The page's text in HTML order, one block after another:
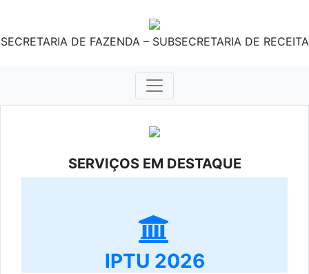
SECRETARIA DE FAZENDA – SUBSECRETARIA DE RECEITA
SERVIÇOS EM DESTAQUE
IPTU 2026